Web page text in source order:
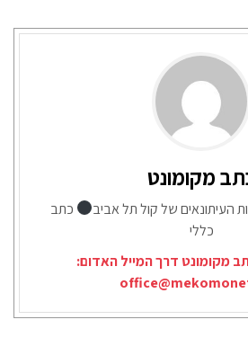
מקומונט
העיתונאים של קול תל אביב
כתב
כללי
מקומונט דרך המייל האדום: